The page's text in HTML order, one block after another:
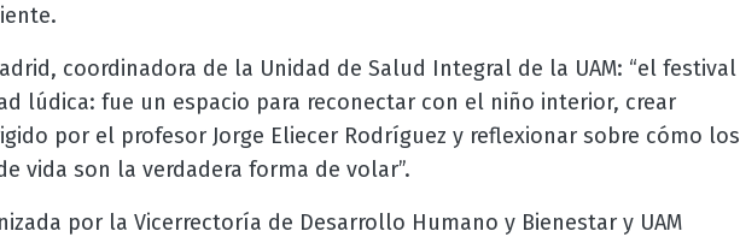
coordinadora de la Unidad de Salud Integral de la UAM: “el festival
lúdica: fue un espacio para reconectar con el niño interior, crear
por el profesor Jorge Eliecer Rodríguez y reflexionar sobre cómo los
vida son la verdadera forma de volar”.
por la Vicerrectoría de Desarrollo Humano y Bienestar y UAM